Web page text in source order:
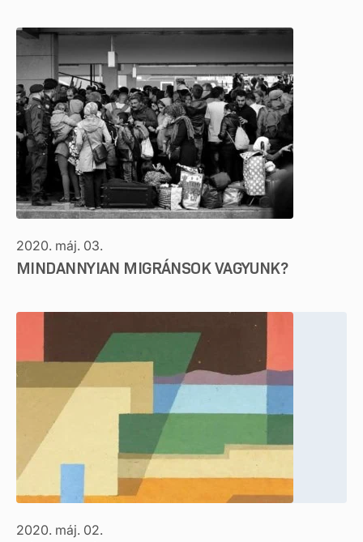
2020. máj. 03.
MINDANNYIAN MIGRÁNSOK VAGYUNK?
2020. máj. 02.